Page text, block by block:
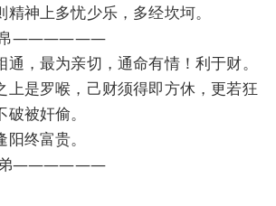
神上多忧少乐，多经坎坷。
——————
，最为亲切，通命有情！利于财。
上是罗喉，己财须得即方休，更若狂
被奸偷。
终富贵。
——————